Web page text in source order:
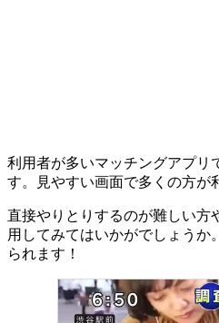
利用者が多いマッチングアプリ
す。見やすい画面で多くの方が
直接やりとりするのが難しい方
用してみてはいかがでしょうか
られます！